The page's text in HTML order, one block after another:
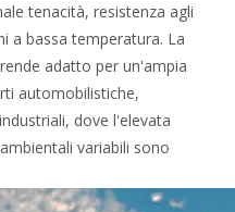
tenacità, resistenza agli
a bassa temperatura. La
adatto per un'ampia
automobilistiche,
dove l'elevata
variabili sono